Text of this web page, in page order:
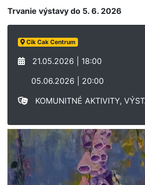
Trvanie výstavy do 5. 6. 2026
Cik Cak Centrum
21.05.2026 | 18:00
05.06.2026 | 20:00
KOMUNITNÉ AKTIVITY,